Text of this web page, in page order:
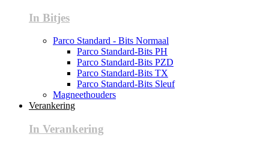
In Bitjes
Parco Standard - Bits Normaal
Parco Standard-Bits PH
Parco Standard-Bits PZD
Parco Standard-Bits TX
Parco Standard-Bits Sleuf
Magneethouders
Verankering
In Verankering